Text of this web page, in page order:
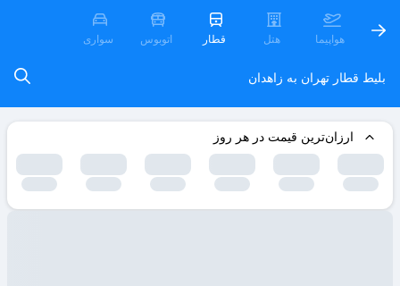
هواپیما هتل قطار اتوبوس سواری
بلیط قطار تهران به زاهدان
ارزان‌ترین قیمت در هر روز